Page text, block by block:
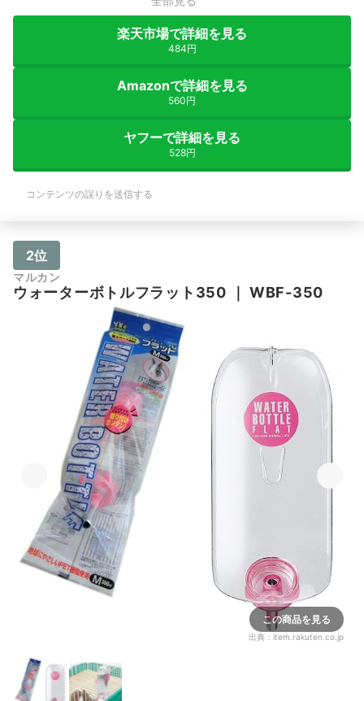
楽天市場で詳細を見る
484円
Amazonで詳細を見る
560円
ヤフーで詳細を見る
528円
コンテンツの誤りを送信する
2位
マルカン
ウォーターボトルフラット350 WBF-350
この商品を見る
出典： item.rakuten.co.jp